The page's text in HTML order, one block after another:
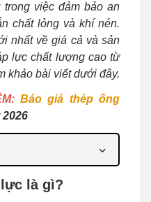
việc đảm bảo an
chất lỏng và khí nén.
nhất về giá cả và sản
lực chất lượng cao từ
khảo bài viết dưới đây.
Báo giá thép ống
là gì?